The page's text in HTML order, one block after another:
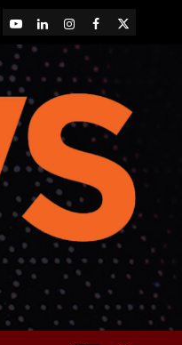
YouTubeLinkedInInstagram
Facebook
X